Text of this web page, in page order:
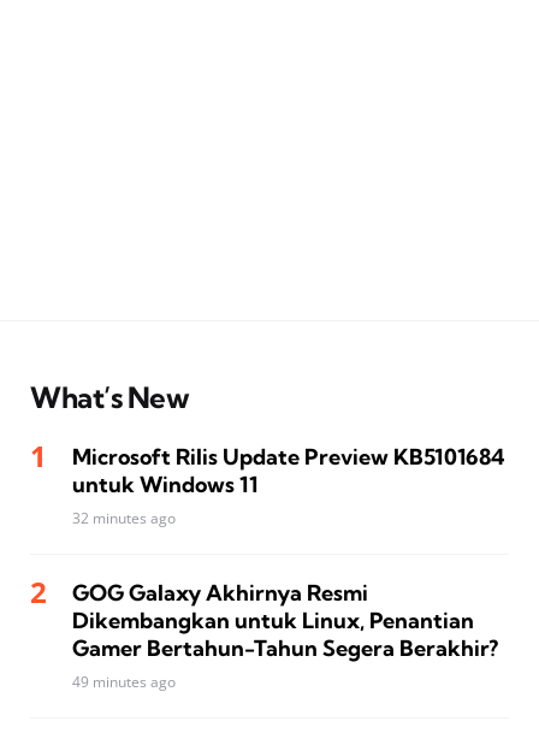
What’s New
Microsoft Rilis Update Preview KB5101684
untuk Windows 11
32 minutes ago
GOG Galaxy Akhirnya Resmi
Dikembangkan untuk Linux, Penantian
Gamer Bertahun-Tahun Segera Berakhir?
49 minutes ago